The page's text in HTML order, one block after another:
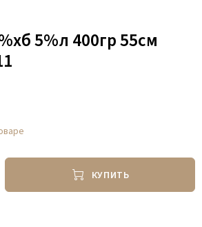
5%л 400гр 55см
КУПИТЬ